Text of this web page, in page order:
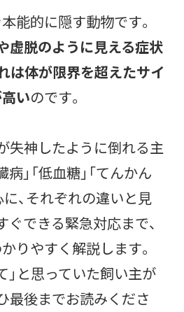
能的に隠す動物です。
虚脱のように見える症状
は体が限界を超えたサイ
いのです。
失神したように倒れる主
」「低血糖」「てんかん
、それぞれの違いと見
ぐできる緊急対応まで、
りやすく解説します。
」と思っていた飼い主が
最後までお読みくださ